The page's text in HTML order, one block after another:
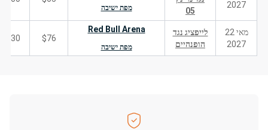
2027
05
מפת ישיבה
מאי 22
2027
לייפציג נגד
הופנהיים
Red Bull Arena
מפת ישיבה
$76
330